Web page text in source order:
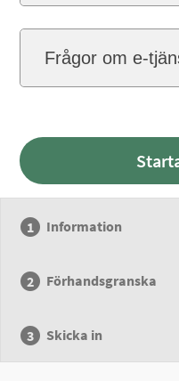
Frågor om e-
Information
Förhandsgranska
Skicka in